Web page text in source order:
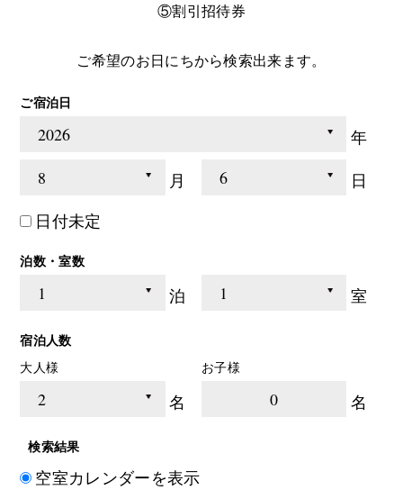
⑤割引招待券
ご希望のお日にちから検索出来ます。
ご宿泊日
年
月
日
日付未定
泊数・室数
泊 室
宿泊人数
大人様
名
お子様
0 名
検索結果
空室カレンダーを表示